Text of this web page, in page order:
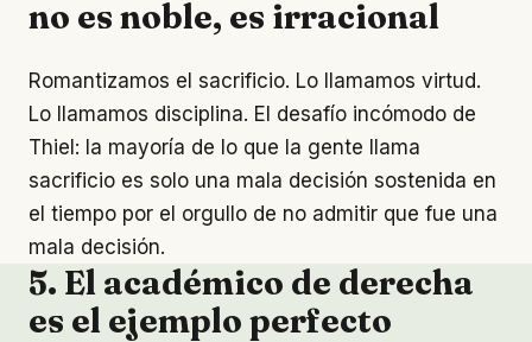
no es noble, es irracional
Romantizamos el sacrificio. Lo llamamos virtud.
Lo llamamos disciplina. El desafío incómodo de
Thiel: la mayoría de lo que la gente llama
sacrificio es solo una mala decisión sostenida en
el tiempo por el orgullo de no admitir que fue una
mala decisión.
5. El académico de derecha
es el ejemplo perfecto